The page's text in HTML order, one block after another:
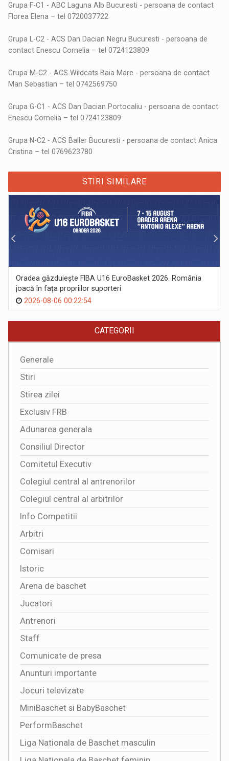
Grupa F-C1 - ABC Laguna Alb Bucuresti - persoana de contact
Florea Elena – tel 0720037722
Grupa L-C2 - ACS Dan Dacian Negru Bucuresti - persoana de
contact Enescu Cornelia – tel 0724123809
Grupa M-C2 - ACS Wildcats Baia Mare - persoana de contact
Man Sebastian – tel 0742569750
Grupa G-C1 - ACS Dan Dacian Portocaliu - persoana de contact
Enescu Cornelia – tel 0724123809
Grupa N-C2 - ACS Baller Bucuresti - persoana de contact Anica
Cristina – tel 0769623780
STIRI SIMILARE
Oradea găzduiește FIBA U16 EuroBasket 2026. România
joacă în fața propriilor suporteri
2026-08-06 00:22:54
CATEGORII
Generale
Stiri
Stirea zilei
Exclusiv FRB
Adunarea generala
Consiliul Director
Comitetul Executiv
Colegiul central al antrenorilor
Colegiul central al arbitrilor
Info Competitii
Arbitri
Comisari
Istoric
Arena de baschet
Jucatori
Antrenori
Staff
Comunicate de presa
Anunturi importante
Jocuri televizate
MiniBaschet si BabyBaschet
PerformBaschet
Liga Nationala de Baschet masculin